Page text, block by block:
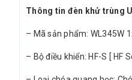
Thông tin đèn khử trùng
– Mã sản phẩm: WL345W
– Bộ điều khiển: HF-S [ HF